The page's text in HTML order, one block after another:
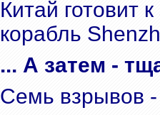
Китай готовит
корабль
... А затем -
Семь взрывов -